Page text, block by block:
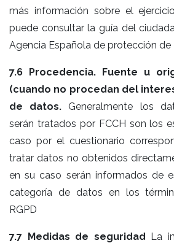
más información sobre el
puede consultar la guía del
Agencia Española de protección de
7.6 Procedencia. Fuente u
(cuando no procedan del
de datos. Generalmente los
serán tratados por FCCH son los
caso por el cuestionario
tratar datos no obtenidos
en su caso serán informados de
categoría de datos en los
RGPD
7.7 Medidas de seguridad La